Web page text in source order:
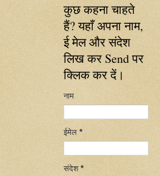
कुछ कहना चाहते
हैं? यहाँ अपना नाम,
ई मेल और संदेश
लिख कर Send पर
क्लिक कर दें।
नाम
ईमेल *
संदेश *